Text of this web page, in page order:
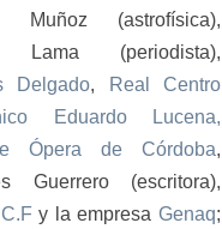
Muñoz (astrofísica),
Lama (periodista),
Delgado,
Real Centro
Eduardo Lucena,
Ópera de Córdoba,
Guerrero (escritora),
y la empresaGenaq;